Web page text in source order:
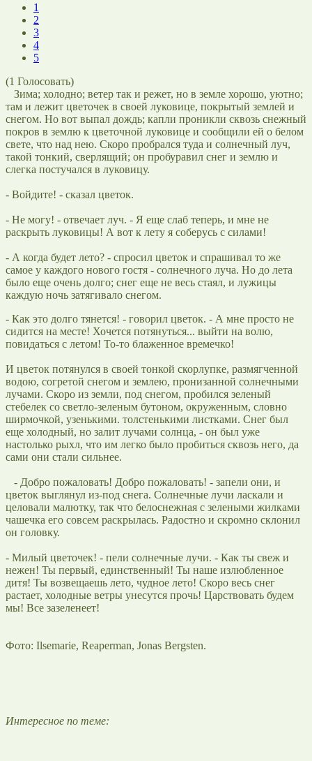
1
2
3
4
5
(1 Голосовать)
Зима; холодно; ветер так и режет, но в земле хорошо, уютно;
там и лежит цветочек в своей луковице, покрытый землей и
снегом. Но вот выпал дождь; капли проникли сквозь снежный
покров в землю к цветочной луковице и сообщили ей о белом
свете, что над нею. Скоро пробрался туда и солнечный луч,
такой тонкий, сверлящий; он пробуравил снег и землю и
слегка постучался в луковицу.
- Войдите! - сказал цветок.
- Не могу! - отвечает луч. - Я еще слаб теперь, и мне не
раскрыть луковицы! А вот к лету я соберусь с силами!
- А когда будет лето? - спросил цветок и спрашивал то же
самое у каждого нового гостя - солнечного луча. Но до лета
было еще очень долго; снег еще не весь стаял, и лужицы
каждую ночь затягивало снегом.
- Как это долго тянется! - говорил цветок. - А мне просто не
сидится на месте! Хочется потянуться... выйти на волю,
повидаться с летом! То-то блаженное времечко!
И цветок потянулся в своей тонкой скорлупке, размягченной
водою, согретой снегом и землею, пронизанной солнечными
лучами. Скоро из земли, под снегом, пробился зеленый
стебелек со светло-зеленым бутоном, окруженным, словно
ширмочкой, узенькими. толстенькими листками. Снег был
еще холодный, но залит лучами солнца, - он был уже
настолько рыхл, что им легко было пробиться сквозь него, да
сами они стали сильнее.
- Добро пожаловать! Добро пожаловать! - запели они, и
цветок выглянул из-под снега. Солнечные лучи ласкали и
целовали малютку, так что белоснежная с зелеными жилками
чашечка его совсем раскрылась. Радостно и скромно склонил
он головку.
- Милый цветочек! - пели солнечные лучи. - Как ты свеж и
нежен! Ты первый, единственный! Ты наше излюбленное
дитя! Ты возвещаешь лето, чудное лето! Скоро весь снег
растает, холодные ветры унесутся прочь! Царствовать будем
мы! Все зазеленеет!
Фото: Ilsemarie, Reaperman, Jonas Bergsten.
Интересное по теме: